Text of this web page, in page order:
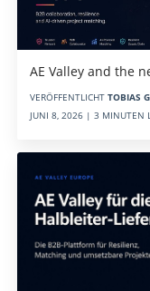
AE Valley and the
VERÖFFENTLICHT TOBIAS
JUNI 8, 2026 | 3 MINUTEN